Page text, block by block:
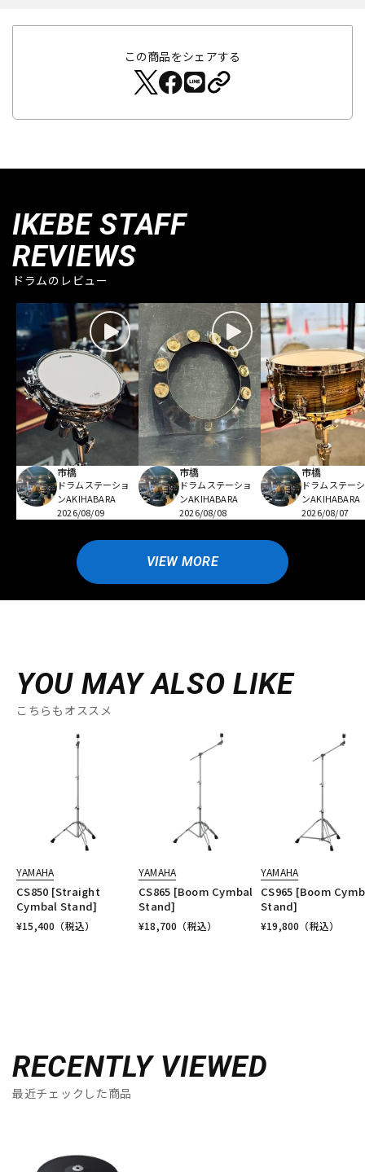
この商品をシェアする
IKEBE STAFF
REVIEWS
ドラムのレビュー
市橋
ドラムステーショ
ンAKIHABARA
2026/08/09
市橋
ドラムステーショ
ンAKIHABARA
2026/08/08
市橋
ドラムステー
ンAKIHABARA
2026/08/07
VIEW MORE
YOU MAY ALSO LIKE
こちらもオススメ
YAMAHA
CS850 [Straight
Cymbal Stand]
¥15,400 （税込）
YAMAHA
CS865 [Boom Cymbal
Stand]
¥18,700 （税込）
YAMAHA
CS965 [Boom
Stand]
¥19,800 （税込）
RECENTLY VIEWED
最近チェックした商品